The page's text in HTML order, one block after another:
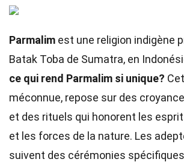
Parmalim est une religion indigène
Batak Toba de Sumatra, en
ce qui rend Parmalim si unique?
méconnue, repose sur des
et des rituels qui honorent les
et les forces de la nature. Les
suivent des cérémonies